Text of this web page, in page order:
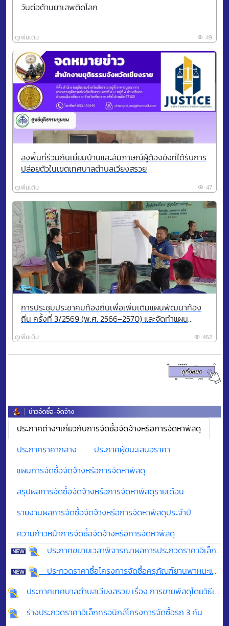
วันต่อต้านยาเสพติดโลก
ดูเพิ่มเติม 49
ลงพื้นที่ร่วมกันเยี่ยมบ้านและสัมภาษณ์ผู้ต้องขังที่ได้รับการ
ปล่อยตัวในเขตเทศบาลตำบลเวียงสรวย
ดูเพิ่มเติม 47
การประชุมประชาคมท้องถิ่นเพื่อเพิ่มเติมแผนพัฒนาท้อง
ถิ่น ครั้งที่ 3/2569 (พ.ศ. 2566–2570) และจัดทำแผน
สรวย
ดูเพิ่มเติม 462
ประกาศต่างๆเกี่ยวกับการจัดซื้อจัดจ้างหรือการจัดหาพัสดุ
ประกาศราคากลาง
ประกาศผู้ชนะเสนอราคา
แผนการจัดซื้อจัดจ้างหรือการจัดหาพัสดุ
สรุปผลการจัดซื้อจัดจ้างหรือการจัดหาพัสดุรายเดือน
รายงานผลการจัดซื้อจัดจ้างหรือการจัดหาพัสดุประจำปี
ความก้าวหน้าการจัดซื้อจัดจ้างหรือการจัดหาพัสดุ
ประกาศขยายเวลาพิจารณาผลการประกวดราคาอิเล็กทรอนิกส์ (e-bidding) สำหรับการประกวดราคาซื้อโครงการจัดซื้อครุภัณฑ์ยานพาหนะและขนส่ง จำนวน 2 รายการ และครุภัณฑ์ก่อสร้าง จำนวน 1 รายการ
ประกวดราคาซื้อโครงการจัดซื้อครุภัณฑ์ยานพาหนะและขนส่ง จำนวน 2 รายการ และครุภัณฑ์ก่อสร้าง จำนวน 1 รายการ ด้วยวิธีประกวดราคาอิเล็กทรอนิกส์
ประกาศเทศบาลตำบลเวียงสรวย เรื่อง การขายพัสดุโดยวิธีเฉพาะเจาะจงโดยการเจรจาตกลงราคาพัสดุ ครุภัณฑ์ชำรุด เสื่อมสภาพ ประจำปีงบประมาณ พ.ศ.2568
ร่างประกวดราคาอิเล็กทรอนิกส์โครงการจัดซื้อรถ 3 คัน